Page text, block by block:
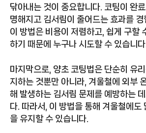
닦아내는 것이 중요합니다. 코팅이 완
명해지고 김서림이 줄어드는 효과를 경
이 방법은 비용이 저렴하고, 쉽게 구할
하기 때문에 누구나 시도할 수 있습니다.
마지막으로, 양초 코팅법은 단순히 유
지하는 것뿐만 아니라, 겨울철에 외부
해 발생하는 김서림 문제를 예방하는
다. 따라서, 이 방법을 통해 겨울철에도
을 유지할 수 있습니다.